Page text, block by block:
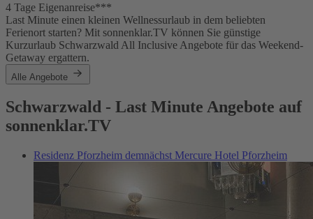
4 Tage Eigenanreise***
Last Minute einen kleinen Wellnessurlaub in dem beliebten
Ferienort starten? Mit sonnenklar.TV können Sie günstige
Kurzurlaub Schwarzwald All Inclusive Angebote für das Weekend-
Getaway ergattern.
Alle Angebote
Schwarzwald - Last Minute Angebote auf
sonnenklar.TV
Residenz Pforzheim demnächst Mercure Hotel Pforzheim